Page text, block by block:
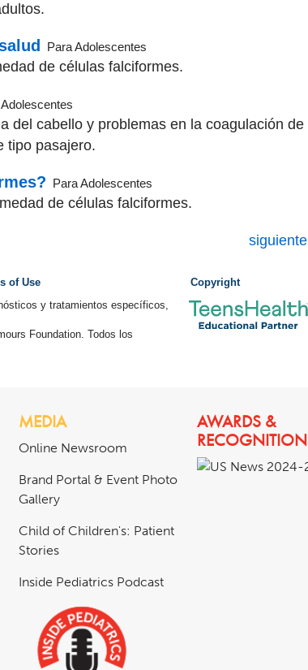
Para Adolescentes
de células falciformes.
del cabello y problemas en la coagulación de
tipo pasajero.
Para Adolescentes
de células falciformes.
siguiente
of Use
Copyright
y tratamientos específicos,
Foundation. Todos los
MEDIA
Online Newsroom
Brand Portal & Event Photo
Gallery
Child of Children's: Patient
Stories
Inside Pediatrics Podcast
AWARDS &
RECOGNITION